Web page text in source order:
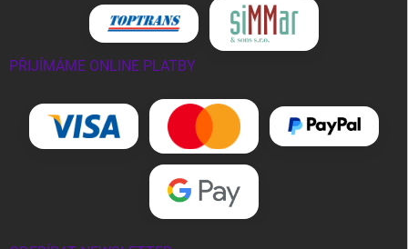
PŘIJÍMÁME ONLINE PLATBY